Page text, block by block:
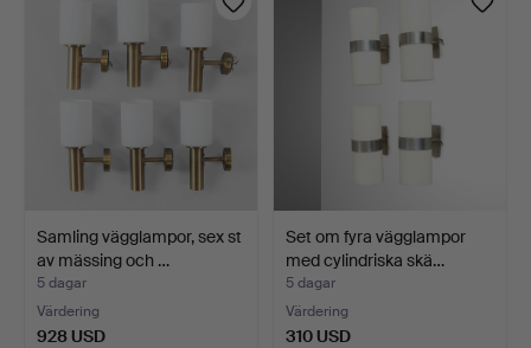
Samling vägglampor, sex st
av mässing och …
5 dagar
Värdering
928 USD
Set om fyra vägglampor
med cylindriska skä…
5 dagar
Värdering
310 USD